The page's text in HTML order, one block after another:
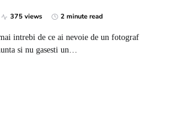
375 views 2 minute read
intrebi de ce ai nevoie de un fotograf
si nu gasesti un…